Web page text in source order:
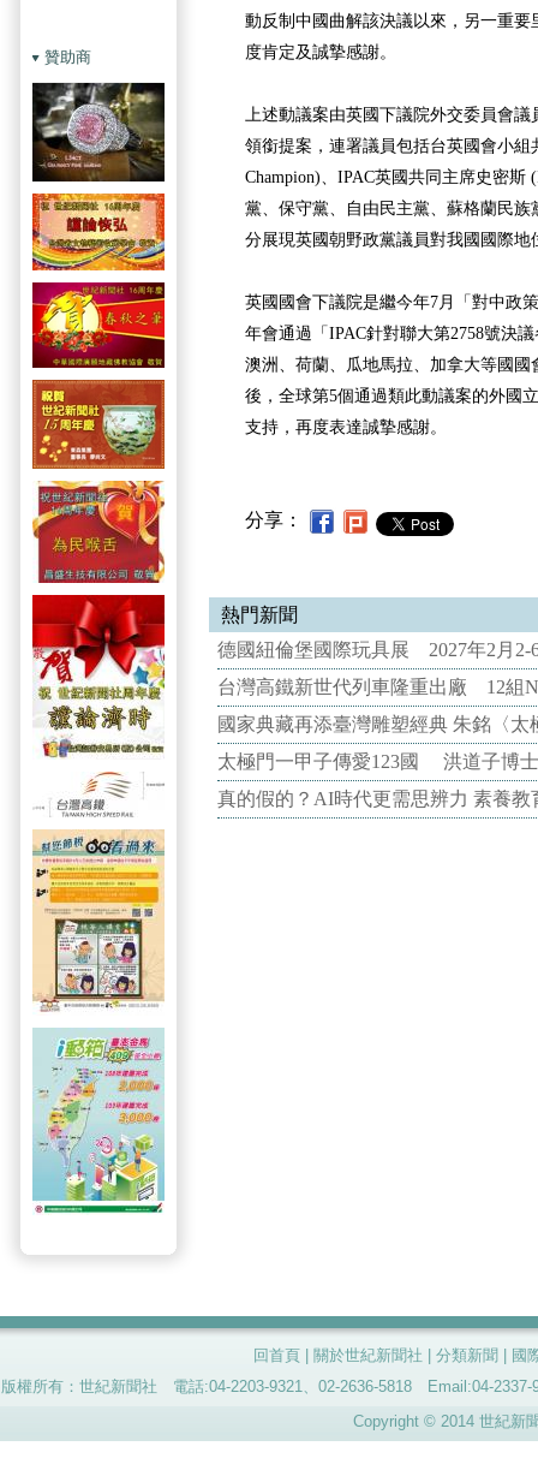
贊助商
動反制中國曲解該決議以來，另一重
度肯定及誠摯感謝。
上述動議案由英國下議院外交委員會
領銜提案，連署議員包括台英國會小組
Champion)、IPAC英國共同主席史密斯
黨、保守黨、自由民主黨、蘇格蘭民族
分展現英國朝野政黨議員對我國國際
英國國會下議院是繼今年7月「對中政
年會通過「IPAC針對聯大第2758號決
澳洲、荷蘭、瓜地馬拉、加拿大等國
後，全球第5個通過類此動議案的外國
支持，再度表達誠摯感謝。
分享：
熱門新聞
德國紐倫堡國際玩具展 2027年2月2-
台灣高鐵新世代列車隆重出廠 12組
國家典藏再添臺灣雕塑經典 朱銘〈
太極門一甲子傳愛123國 洪道子博
真的假的？AI時代更需思辨力 素養
回首頁 關於世紀新聞社 分類新聞
國
版權所有：世紀新聞社 電話:04-2203-9321、02-2636-5818 Email:04-
Copyright © 2014 世紀新